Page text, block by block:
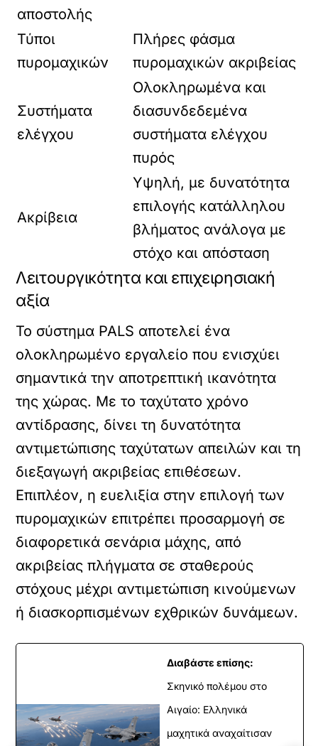
αποστολής
Τύποι
πυρομαχικών
Πλήρες φάσμα
πυρομαχικών ακριβείας
Συστήματα
ελέγχου
Ολοκληρωμένα και
διασυνδεδεμένα
συστήματα ελέγχου
πυρός
Ακρίβεια
Υψηλή, με δυνατότητα
επιλογής κατάλληλου
βλήματος ανάλογα με
στόχο και απόσταση
Λειτουργικότητα και επιχειρησιακή
αξία
Το σύστημα PALS αποτελεί ένα
ολοκληρωμένο εργαλείο που ενισχύει
σημαντικά την αποτρεπτική ικανότητα
της χώρας. Με το ταχύτατο χρόνο
αντίδρασης, δίνει τη δυνατότητα
αντιμετώπισης ταχύτατων απειλών και τη
διεξαγωγή ακριβείας επιθέσεων.
Επιπλέον, η ευελιξία στην επιλογή των
πυρομαχικών επιτρέπει προσαρμογή σε
διαφορετικά σενάρια μάχης, από
ακριβείας πλήγματα σε σταθερούς
στόχους μέχρι αντιμετώπιση κινούμενων
ή διασκορπισμένων εχθρικών δυνάμεων.
Διαβάστε επίσης:
Σκηνικό πολέμου στο
Αιγαίο: Ελληνικά
μαχητικά αναχαίτισαν